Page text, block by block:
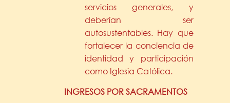
servicios generales, y
deberían ser
autosustentables. Hay que
fortalecer la conciencia de
identidad y participación
como Iglesia Católica.
INGRESOS POR SACRAMENTOS